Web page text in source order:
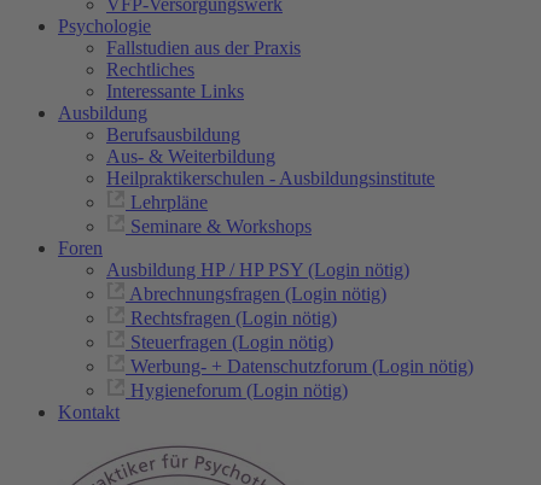
VFP-Versorgungswerk
Psychologie
Fallstudien aus der Praxis
Rechtliches
Interessante Links
Ausbildung
Berufsausbildung
Aus- & Weiterbildung
Heilpraktikerschulen - Ausbildungsinstitute
Lehrpläne
Seminare & Workshops
Foren
Ausbildung HP / HP PSY (Login nötig)
Abrechnungsfragen (Login nötig)
Rechtsfragen (Login nötig)
Steuerfragen (Login nötig)
Werbung- + Datenschutzforum (Login nötig)
Hygieneforum (Login nötig)
Kontakt